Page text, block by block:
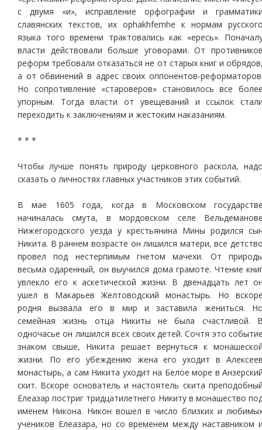
с двумя «и», исправление орфографии и
славянских текстов, их ophakhfemhe к нормам
языка того времени трактовались как «ересь».
власти действовали больше уговорами. От
реформ требoвали отказаться не от старых книг и
а от обвинений в адрес своих оппонентов-
Но сопротивление «староверов» становилось все
упорным. Тогда власти от увещеваний и ссылок
переходить к заключениям и жестоким наказаниям.
* * *
Чтобы лучше понять природу церковного раскола,
сказать о личностях главных участников этих событий.
В мае 1605 года, когда в Московском
начиналась смута, в мордовском селе
Нижегородского уезда у крестьянина Мины родился
Никита. В раннем возрасте он лишился матери, все
провел под нестерпимым гнетом мачехи. От
весьма одаренный, он выучился дома грамоте. Чтение
увлекло его к аскетической жизни. В двенадцать лет
ушел в Макарьев Желтоводский монастырь. Но
родня вызвала его в мир и заставила жениться.
семейная жизнь отца Никиты не была счастливой.
одночасье он лишился всех своих детей. Сочтя это
знаком свыше, Никита решает вернуться к
жизни. По его убеждению жена его уходит в
монастырь, а сам Никита уходит на Белое море в
скит. Вскоре основатель и настоятель скита
Елеазар постриг тридцатилетнего Никиту в монашество
именем Никона. Никон вошел в число близких и
учеников Елеазара, но со временем между наставником